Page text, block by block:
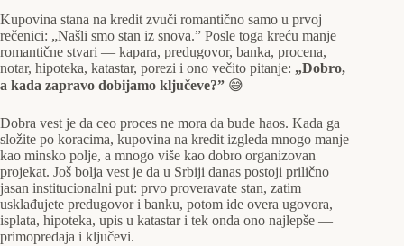
Kupovina stana na kredit zvuči romantično samo u prvoj
rečenici: „Našli smo stan iz snova.” Posle toga kreću manje
romantične stvari — kapara, predugovor, banka, procena,
notar, hipoteka, katastar, porezi i ono večito pitanje: „Dobro,
a kada zapravo dobijamo ključeve?” 😅
Dobra vest je da ceo proces ne mora da bude haos. Kada ga
složite po koracima, kupovina na kredit izgleda mnogo manje
kao minsko polje, a mnogo više kao dobro organizovan
projekat. Još bolja vest je da u Srbiji danas postoji prilično
jasan institucionalni put: prvo proveravate stan, zatim
usklađujete predugovor i banku, potom ide overa ugovora,
isplata, hipoteka, upis u katastar i tek onda ono najlepše —
primopredaja i ključevi.